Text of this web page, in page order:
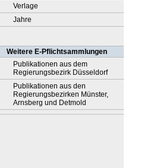
Verlage
Jahre
Weitere E-Pflichtsammlungen
Publikationen aus dem
Regierungsbezirk Düsseldorf
Publikationen aus den
Regierungsbezirken Münster,
Arnsberg und Detmold